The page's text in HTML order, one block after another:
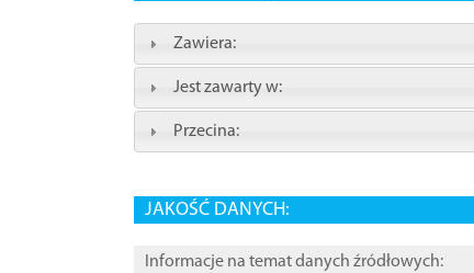
Zawiera:
Jest zawarty w:
Przecina:
JAKOŚĆ DANYCH:
Informacje na temat danych źródłowych: